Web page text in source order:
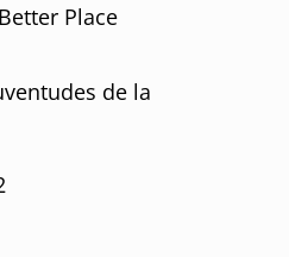
Place
de la